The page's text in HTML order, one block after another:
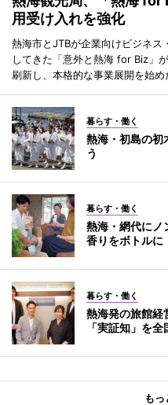
用受け入れを強化
熱海市とJTBが企業向けビジネス
してきた「意外と熱海 for Biz」
刷新し、本格的な事業展開を始め
暮らす・働く
熱海・初島の
う
暮らす・働く
熱海・網代に
香りをボトルに
暮らす・働く
熱海発の旅館
「実証知」を全
もっ